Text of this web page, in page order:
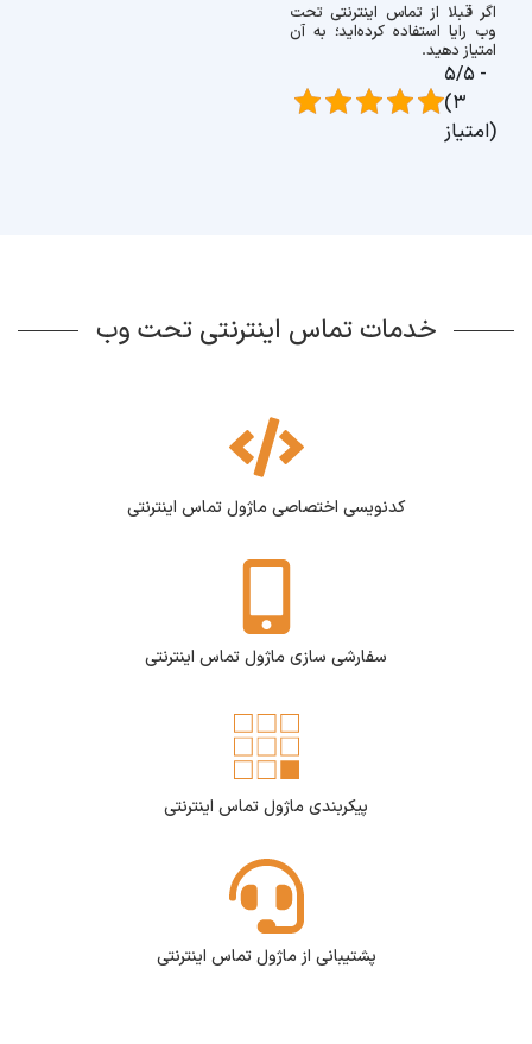
اگر قبلا از تماس اینترنتی تحت
وب رایا استفاده کرده‌اید؛ به آن
امتیاز دهید.
5/5 -
(3
امتیاز)
خدمات تماس اینترنتی تحت وب
کدنویسی اختصاصی ماژول تماس اینترنتی
سفارشی سازی ماژول تماس اینترنتی
پیکربندی ماژول تماس اینترنتی
پشتیبانی از ماژول تماس اینترنتی